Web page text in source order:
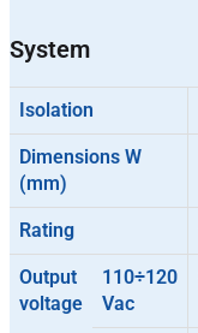
System
Isolation
Dimensions W
(mm)
Rating
Output
voltage
110÷120
Vac